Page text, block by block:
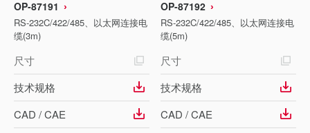
OP-87191
RS-232C/422/485、以太网连接电
缆(3m)
尺寸
技术规格
CAD / CAE
OP-87192
RS-232C/422/485、以太网连接电
缆(5m)
尺寸
技术规格
CAD / CAE